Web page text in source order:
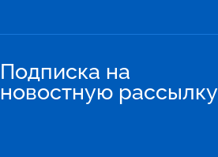
Подписка на
новостную рассылку